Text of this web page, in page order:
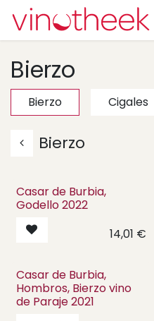
Overslaan naar inhoud
Bierzo
Bierzo Cigales
Bierzo
Casar de Burbia,
Godello 2022
14,01 €
Casar de Burbia,
Hombros, Bierzo vino
de Paraje 2021